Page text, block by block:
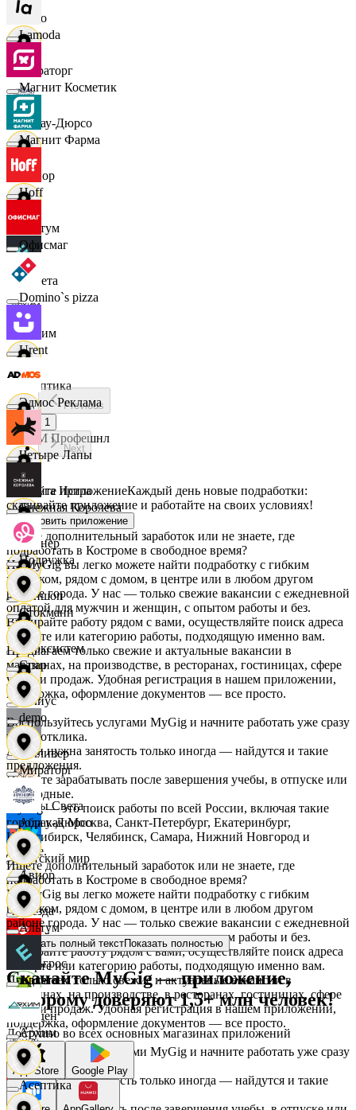
demo
Мираторг
Абрау-Дюрсо
Авиор
Альтум
Аркета
Архим
Асептика
АСМ Профешнл
Белуга Истра
Вайнер
Ваншоп
Ворксистем
Гелиус
Гулливер
Дары Света
Детский мир
Звезда
Зельгрос
Зенден
Инканто
Lamoda
Магнит Косметик
Магнит Фарма
Hoff
Офисмаг
Domino`s pizza
Urent
Эдмос Реклама
Четыре Лапы
Снежная Королева
Подружка
Стокманн
Cпар
demo
Мираторг
Абрау-Дюрсо
Авиор
Альтум
Аркета
Архим
Асептика
Previous
1
Next
Скачайте приложениеКаждый день новые подработки:
скачивайте приложение и работайте на своих условиях!
Установить приложение
Ищете дополнительный заработок или не знаете, где
подработать в Костроме в свободное время?
На MyGig вы легко можете найти подработку с гибким
графиком, рядом с домом, в центре или в любом другом
районе города. У нас — только свежие вакансии с ежедневной
оплатой для мужчин и женщин, с опытом работы и без.
Выбирайте работу рядом с вами, осуществляйте поиск адреса
на карте или категорию работы, подходящую именно вам.
Предлагаем только свежие и актуальные вакансии в
магазинах, на производстве, в ресторанах, гостиницах, сфере
услуг и продаж. Удобная регистрация в нашем приложении,
поддержка, оформление документов — все просто.
Воспользуйтесь услугами MyGig и начните работать уже сразу
после отклика.
А если нужна занятость только иногда — найдутся и такие
предложения.
Начните зарабатывать после завершения учебы, в отпуске или
в выходные.
MyGig — это поиск работы по всей России, включая такие
города как Москва, Санкт-Петербург, Екатеринбург,
Новосибирск, Челябинск, Самара, Нижний Новгород и
другие.
Ищете дополнительный заработок или не знаете, где
подработать в Костроме в свободное время?
На MyGig вы легко можете найти подработку с гибким
графиком, рядом с домом, в центре или в любом другом
районе города. У нас — только свежие вакансии с ежедневной
оплатой для мужчин и женщин, с опытом работы и без.
Выбирайте работу рядом с вами, осуществляйте поиск адреса
на карте или категорию работы, подходящую именно вам.
Предлагаем только свежие и актуальные вакансии в
магазинах, на производстве, в ресторанах, гостиницах, сфере
услуг и продаж. Удобная регистрация в нашем приложении,
поддержка, оформление документов — все просто.
Воспользуйтесь услугами MyGig и начните работать уже сразу
после отклика.
А если нужна занятость только иногда — найдутся и такие
предложения.
Показать полный текстПоказать полностью
Скачайте MyGig — приложение,
которому доверяют 1,5+ млн человек!
Доступно во всех основных магазинах приложений
App Store Google Play